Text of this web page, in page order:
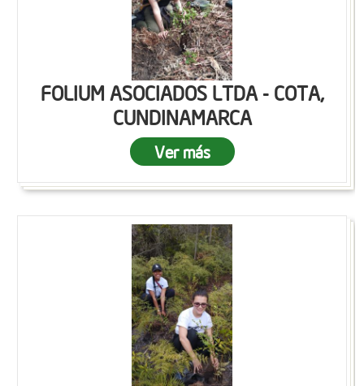
FOLIUM ASOCIADOS LTDA - COTA,
CUNDINAMARCA
Ver más